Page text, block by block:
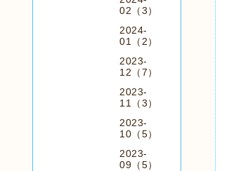
02（3）
2024-
01（2）
2023-
12（7）
2023-
11（3）
2023-
10（5）
2023-
09（5）